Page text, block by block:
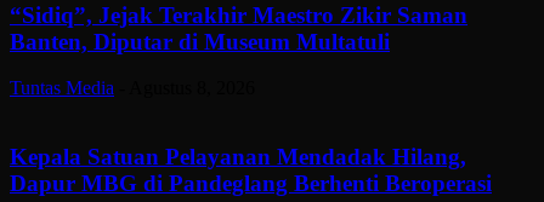
“Sidiq”, Jejak Terakhir Maestro Zikir Saman
Banten, Diputar di Museum Multatuli
Tuntas Media
Kepala Satuan Pelayanan Mendadak Hilang,
Dapur MBG di Pandeglang Berhenti Beroperasi